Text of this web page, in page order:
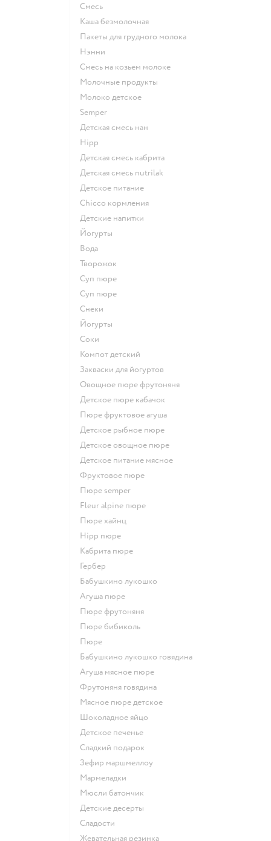
смесь
каша безмолочная
пакеты для грудного молока
нэнни
смесь на козьем молоке
молочные продукты
молоко детское
semper
детская смесь нан
hipp
детская смесь кабрита
детская смесь nutrilak
детское питание
chicco кормления
детские напитки
йогурты
Вода
творожок
суп пюре
суп пюре
Снеки
йогурты
Соки
компот детский
Закваски для йогуртов
овощное пюре фрутоняня
детское пюре кабачок
пюре фруктовое агуша
детское рыбное пюре
детское овощное пюре
детское питание мясное
фруктовое пюре
пюре semper
fleur alpine пюре
пюре хайнц
hipp пюре
кабрита пюре
гербер
бабушкино лукошко
агуша пюре
пюре фрутоняня
пюре бибиколь
пюре
бабушкино лукошко говядина
агуша мясное пюре
фрутоняня говядина
мясное пюре детское
шоколадное яйцо
детское печенье
сладкий подарок
зефир маршмеллоу
мармеладки
мюсли батончик
детские десерты
сладости
жевательная резинка